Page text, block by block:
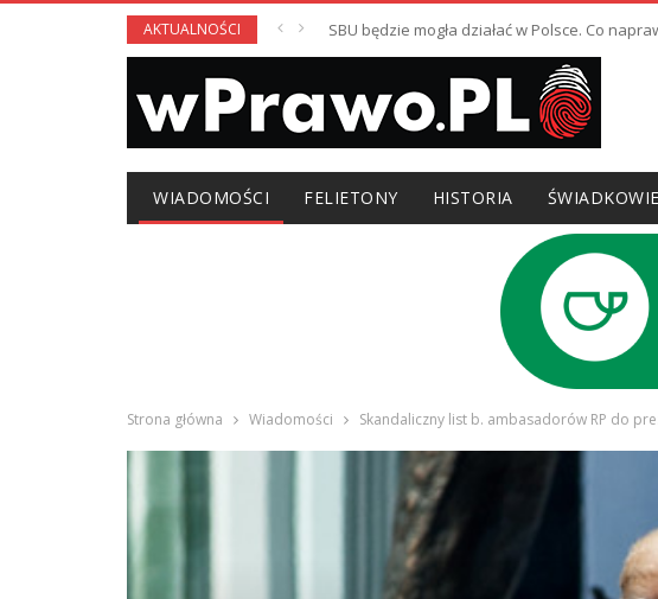
AKTUALNOŚCI SBU będzie mogła działać w Polsce. Co
WIADOMOŚCI FELIETONY HISTORIA
Strona główna Wiadomości Skandaliczny list b. ambasadorów RP do